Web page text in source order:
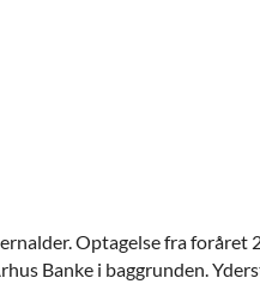
Optagelse fra
Banke i baggrunden.